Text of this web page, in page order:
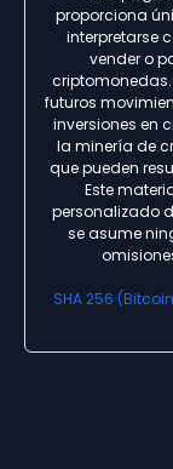
proporciona
interpretarse
vender o
futuros
inversiones en
la minería de
que pueden
Este
personalizado
se asume
SHA 256